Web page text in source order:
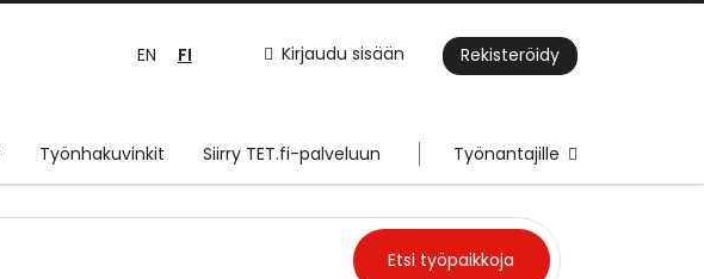
Kirjaudu sisään Rekisteröidy
EN FI
Työnhakuvinkit Siirry TET.fi-palveluun Työnantajille